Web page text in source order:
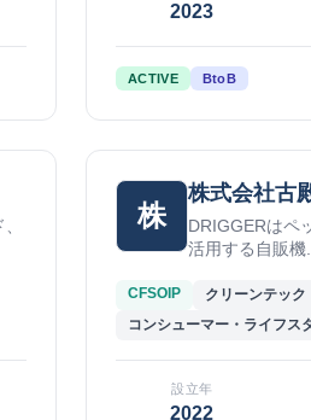
2023
ACTIVE BtoB
株
株式会社古
DRIGGERはペ
活用する自販機...
CFSOIP
クリーンテッ
コンシューマー・ライフス
設立年
2022